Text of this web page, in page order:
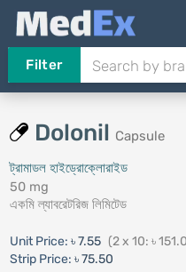
Filter
Dolonil Capsule
ট্রামাডল হাইড্রোক্লোরাইড
50 mg
একমি ল্যাবরেটরিজ লিমিটেড
Unit Price: ৳ 7.55 (2 x 10: ৳
Strip Price: ৳ 75.50